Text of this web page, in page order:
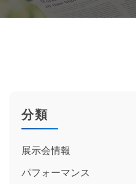
分類
展示会情報
パフォーマンス